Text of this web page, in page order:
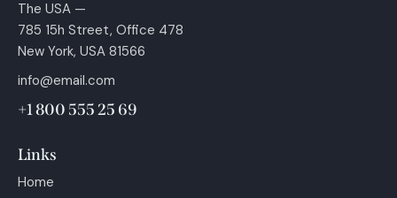
The USA —
785 15h Street, Office 478
New York, USA 81566
info@email.com
+1 800 555 25 69
Links
Home